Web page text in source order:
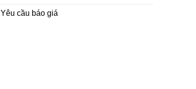
Yêu cầu báo giá